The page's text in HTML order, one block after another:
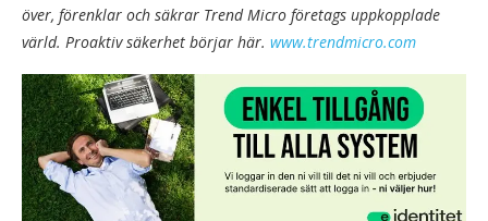
över, förenklar och säkrar Trend Micro företags uppkopplade
värld. Proaktiv säkerhet börjar här. www.trendmicro.com